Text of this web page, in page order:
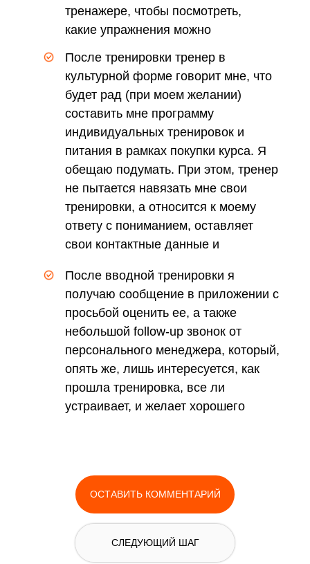
тренажере, чтобы посмотреть,
какие упражнения можно
После тренировки тренер в
культурной форме говорит мне, что
будет рад (при моем желании)
составить мне программу
индивидуальных тренировок и
питания в рамках покупки курса. Я
обещаю подумать. При этом, тренер
не пытается навязать мне свои
тренировки, а относится к моему
ответу с пониманием, оставляет
свои контактные данные и
После вводной тренировки я
получаю сообщение в приложении с
просьбой оценить ее, а также
небольшой follow-up звонок от
персонального менеджера, который,
опять же, лишь интересуется, как
прошла тренировка, все ли
устраивает, и желает хорошего
ОСТАВИТЬ КОММЕНТАРИЙ
СЛЕДУЮЩИЙ ШАГ